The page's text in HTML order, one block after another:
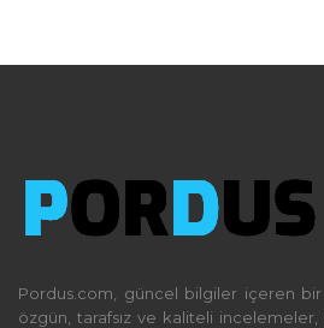
Pordus.com, güncel bilgiler içeren
özgün, tarafsız ve kaliteli incelemeler,